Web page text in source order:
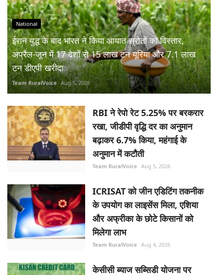
National
ईरान युद्ध के बाद भारत ने किया आयात स्रोतों का विस्तार,
अप्रैल-जून में 17 देशों से 15 लाख टन यूरिया और 7.1 लाख
टन डीएपी खरीदा
Team RuralVoice Aug 5, 2026
RBI ने रेपो रेट 5.25% पर बरकरार
रखा, जीडीपी वृद्धि दर का अनुमान
बढ़ाकर 6.7% किया, महंगाई के
अनुमान में कटौती
Team RuralVoice Aug 5, 2026
ICRISAT को जीन एडिटिंग तकनीक
के उपयोग का लाइसेंस मिला, एशिया
और अफ्रीका के छोटे किसानों को
मिलेगा लाभ
Team RuralVoice Aug 4, 2026
केसीसी ब्याज सब्सिडी योजना पर